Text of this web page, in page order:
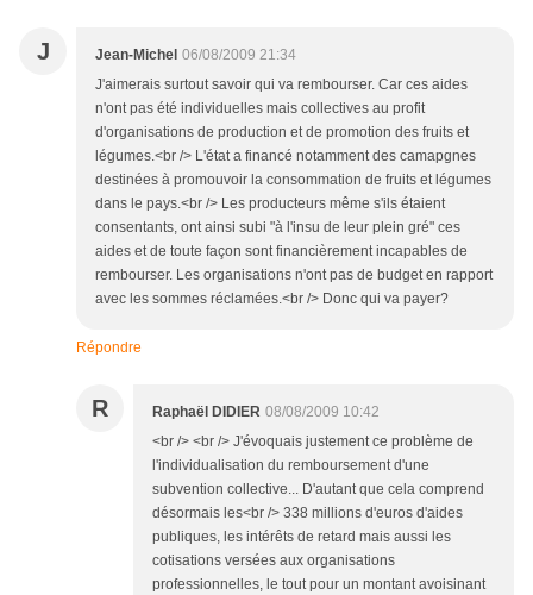
J Jean-Michel 06/08/2009 21:34
J'aimerais surtout savoir qui va rembourser. Car ces aides
n'ont pas été individuelles mais collectives au profit
d'organisations de production et de promotion des fruits et
légumes.<br /> L'état a financé notamment des camapgnes
destinées à promouvoir la consommation de fruits et légumes
dans le pays.<br /> Les producteurs même s'ils étaient
consentants, ont ainsi subi "à l'insu de leur plein gré" ces
aides et de toute façon sont financièrement incapables de
rembourser. Les organisations n'ont pas de budget en rapport
avec les sommes réclamées.<br /> Donc qui va payer?
Répondre
R Raphaël DIDIER 08/08/2009 10:42
<br /> <br /> J'évoquais justement ce problème de
l'individualisation du remboursement d'une
subvention collective... D'autant que cela comprend
désormais les<br /> 338 millions d'euros d'aides
publiques, les intérêts de retard mais aussi les
cotisations versées aux organisations
professionnelles, le tout pour un montant avoisinant